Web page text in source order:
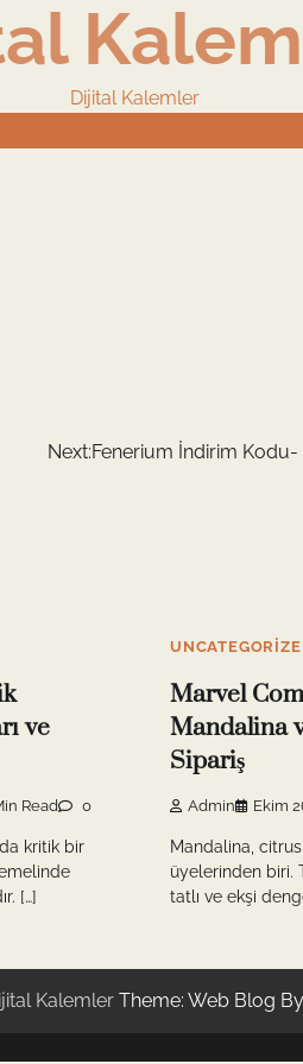
Dijital Kalemler
Next:Fenerium İndirim Kodu-
ve
Read 0
kritik bir
[…]
Marvel
Mandalina
Sipariş
Admin Ekim
Mandalina,
üyelerinden biri.
tatlı ve ekşi
Kalemler Theme: Web Blog By